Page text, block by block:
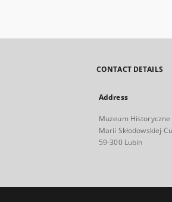
CONTACT DETAILS
Address
Muzeum Historyczne
Marii Skłodowskiej-
59-300 Lubin